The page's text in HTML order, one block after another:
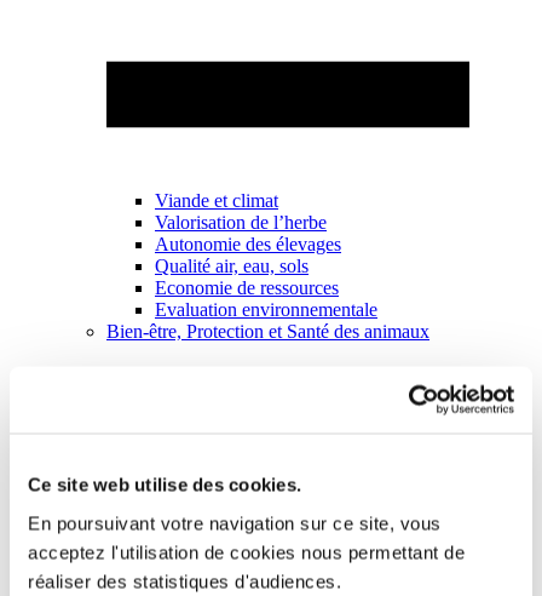
Ce site web utilise des cookies.
En poursuivant votre navigation sur ce site, vous
acceptez l'utilisation de cookies nous permettant de
réaliser des statistiques d'audiences.
Viande et climat
Valorisation de l’herbe
Autonomie des élevages
Qualité air, eau, sols
Economie de ressources
Evaluation environnementale
Bien-être, Protection et Santé des animaux